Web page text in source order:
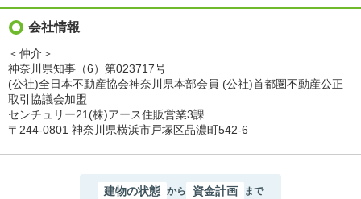
会社情報
＜仲介＞
神奈川県知事（6）第023717号
(公社)全日本不動産協会神奈川県本部会員 (公社)首都圏不動産公正
取引協議会加盟
センチュリー21(株)アース住販営業3課
〒244-0801 神奈川県横浜市戸塚区品濃町542-6
建物の状態 から 資金計画 まで